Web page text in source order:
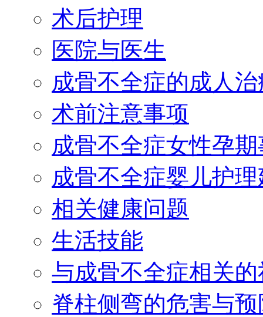
术后护理
医院与医生
成骨不全症的成人治
术前注意事项
成骨不全症女性孕
成骨不全症婴儿护
相关健康问题
生活技能
与成骨不全症相关
脊柱侧弯的危害与预